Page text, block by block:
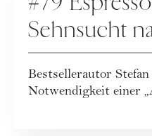
Sehnsucht
Bestsellerautor
Notwendigkeit einer